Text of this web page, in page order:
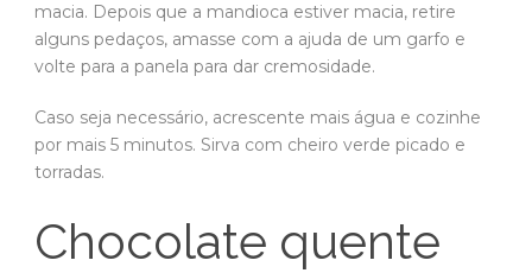
macia. Depois que a mandioca estiver macia, retire
alguns pedaços, amasse com a ajuda de um garfo e
volte para a panela para dar cremosidade.
Caso seja necessário, acrescente mais água e cozinhe
por mais 5 minutos. Sirva com cheiro verde picado e
torradas.
Chocolate quente